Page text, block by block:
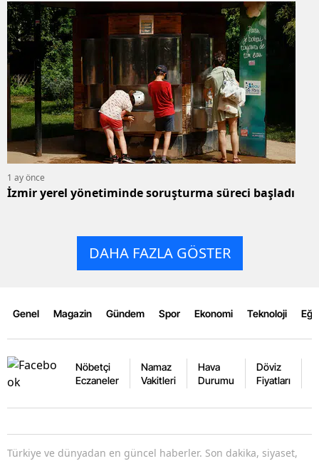
1 ay önce
İzmir yerel yönetiminde soruşturma süreci başladı
DAHA FAZLA GÖSTER
Genel Magazin Gündem Spor Ekonomi Teknoloji
Nöbetçi
Eczaneler
Namaz
Vakitleri
Hava
Durumu
Döviz
Fiyatları
Türkiye ve dünyadan en güncel haberler. Son dakika, siyaset,